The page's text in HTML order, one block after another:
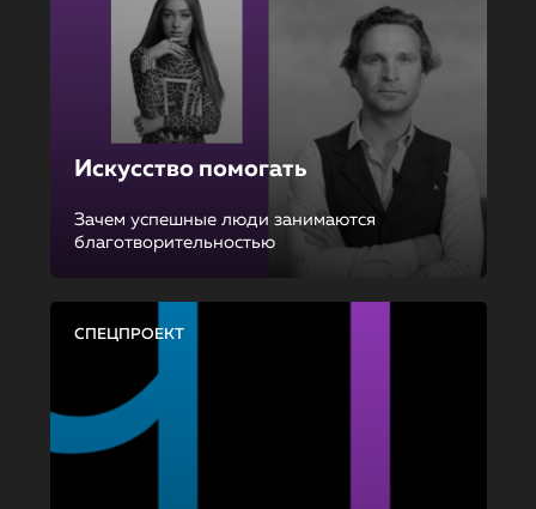
Искусство помогать
Зачем успешные люди занимаются
благотворительностью
СПЕЦПРОЕКТ